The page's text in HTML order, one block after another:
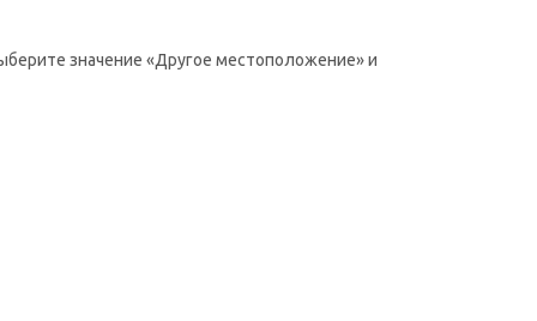
значение «Другое местоположение» и